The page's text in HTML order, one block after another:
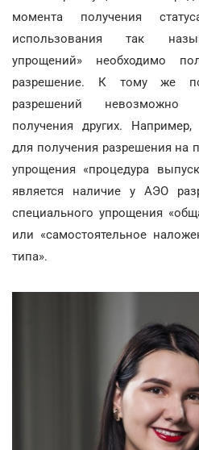
момента получения
использования так
упрощений» необходимо
разрешение. К тому же
разрешений невозможно
получения других.
для получения разрешения на
упрощения «процедура
является наличие у АЭО
специального упрощения
или «самостоятельное
типа».